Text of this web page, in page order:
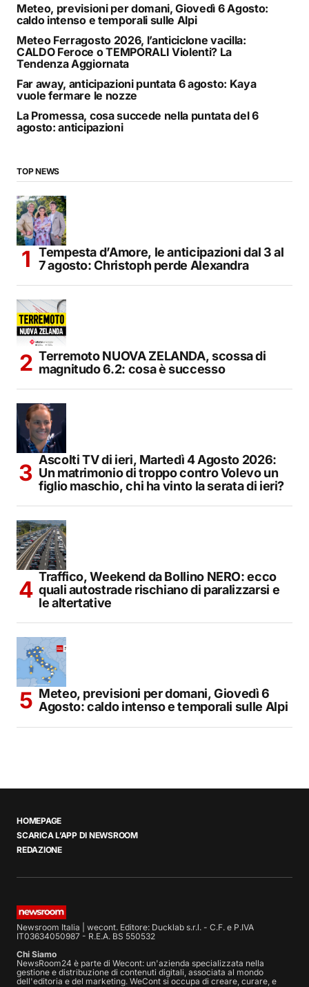
Meteo, previsioni per domani, Giovedì 6 Agosto:
caldo intenso e temporali sulle Alpi
Meteo Ferragosto 2026, l’anticiclone vacilla:
CALDO Feroce o TEMPORALI Violenti? La
Tendenza Aggiornata
Far away, anticipazioni puntata 6 agosto: Kaya
vuole fermare le nozze
La Promessa, cosa succede nella puntata del 6
agosto: anticipazioni
TOP NEWS
Tempesta d’Amore, le anticipazioni dal 3 al
7 agosto: Christoph perde Alexandra
Terremoto NUOVA ZELANDA, scossa di
magnitudo 6.2: cosa è successo
Ascolti TV di ieri, Martedì 4 Agosto 2026:
Un matrimonio di troppo contro Volevo un
figlio maschio, chi ha vinto la serata di ieri?
Traffico, Weekend da Bollino NERO: ecco
quali autostrade rischiano di paralizzarsi e
le altertative
Meteo, previsioni per domani, Giovedì 6
Agosto: caldo intenso e temporali sulle Alpi
HOMEPAGE
SCARICA L’APP DI NEWSROOM
REDAZIONE
Newsroom Italia | wecont. Editore: Ducklab s.r.l. - C.F. e P.IVA
IT03634050987 - R.E.A. BS 550532
Chi Siamo
NewsRoom24 è parte di Wecont: un'azienda specializzata nella
gestione e distribuzione di contenuti digitali, associata al mondo
dell'editoria e del marketing. WeCont si occupa di creare, curare, e